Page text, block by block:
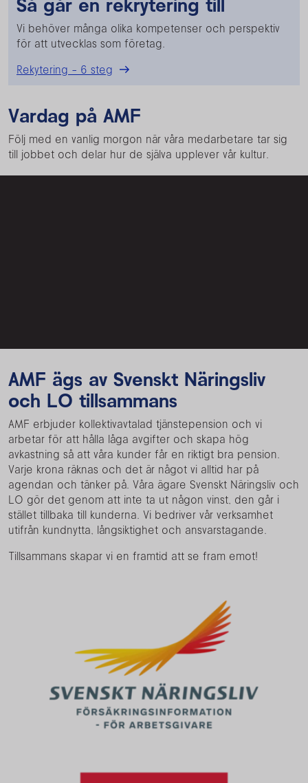
Vi behöver många olika kompetenser och perspektiv
för att utvecklas som företag.
Rekytering - 6 steg
Vardag på AMF
Följ med en vanlig morgon när våra medarbetare tar sig
till jobbet och delar hur de själva upplever vår kultur.
AMF ägs av Svenskt Näringsliv
och LO tillsammans
AMF erbjuder kollektivavtalad tjänstepension och vi
arbetar för att hålla låga avgifter och skapa hög
avkastning så att våra kunder får en riktigt bra pension.
Varje krona räknas och det är något vi alltid har på
agendan och tänker på. Våra ägare Svenskt Näringsliv och
LO gör det genom att inte ta ut någon vinst, den går i
stället tillbaka till kunderna. Vi bedriver vår verksamhet
utifrån kundnytta, långsiktighet och ansvarstagande.
Tillsammans skapar vi en framtid att se fram emot!